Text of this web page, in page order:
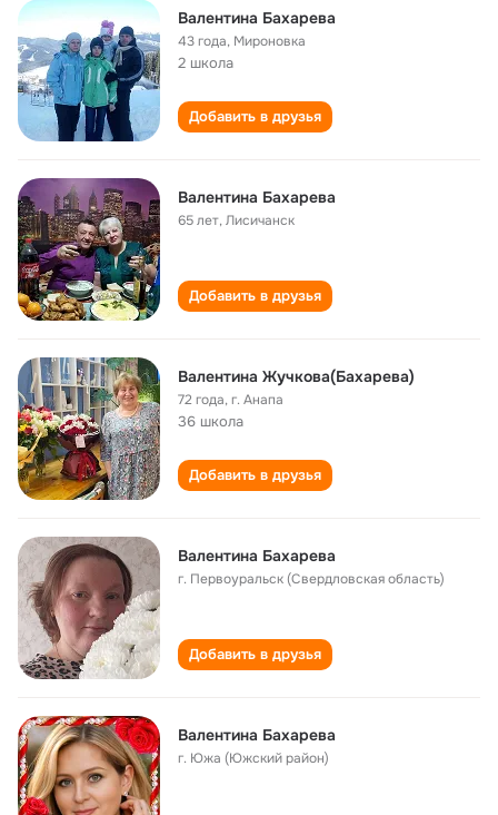
Валентина Бахарева
43 года, Мироновка
2 школа
Добавить в друзья
Валентина Бахарева
65 лет,Лисичанск
Добавить в друзья
Валентина Жучкова(Бахарева)
72 года,г. Анапа
36 школа
Добавить в друзья
Валентина Бахарева
г. Первоуральск (Свердловская область)
Добавить в друзья
Валентина Бахарева
г. Южа (Южский район)